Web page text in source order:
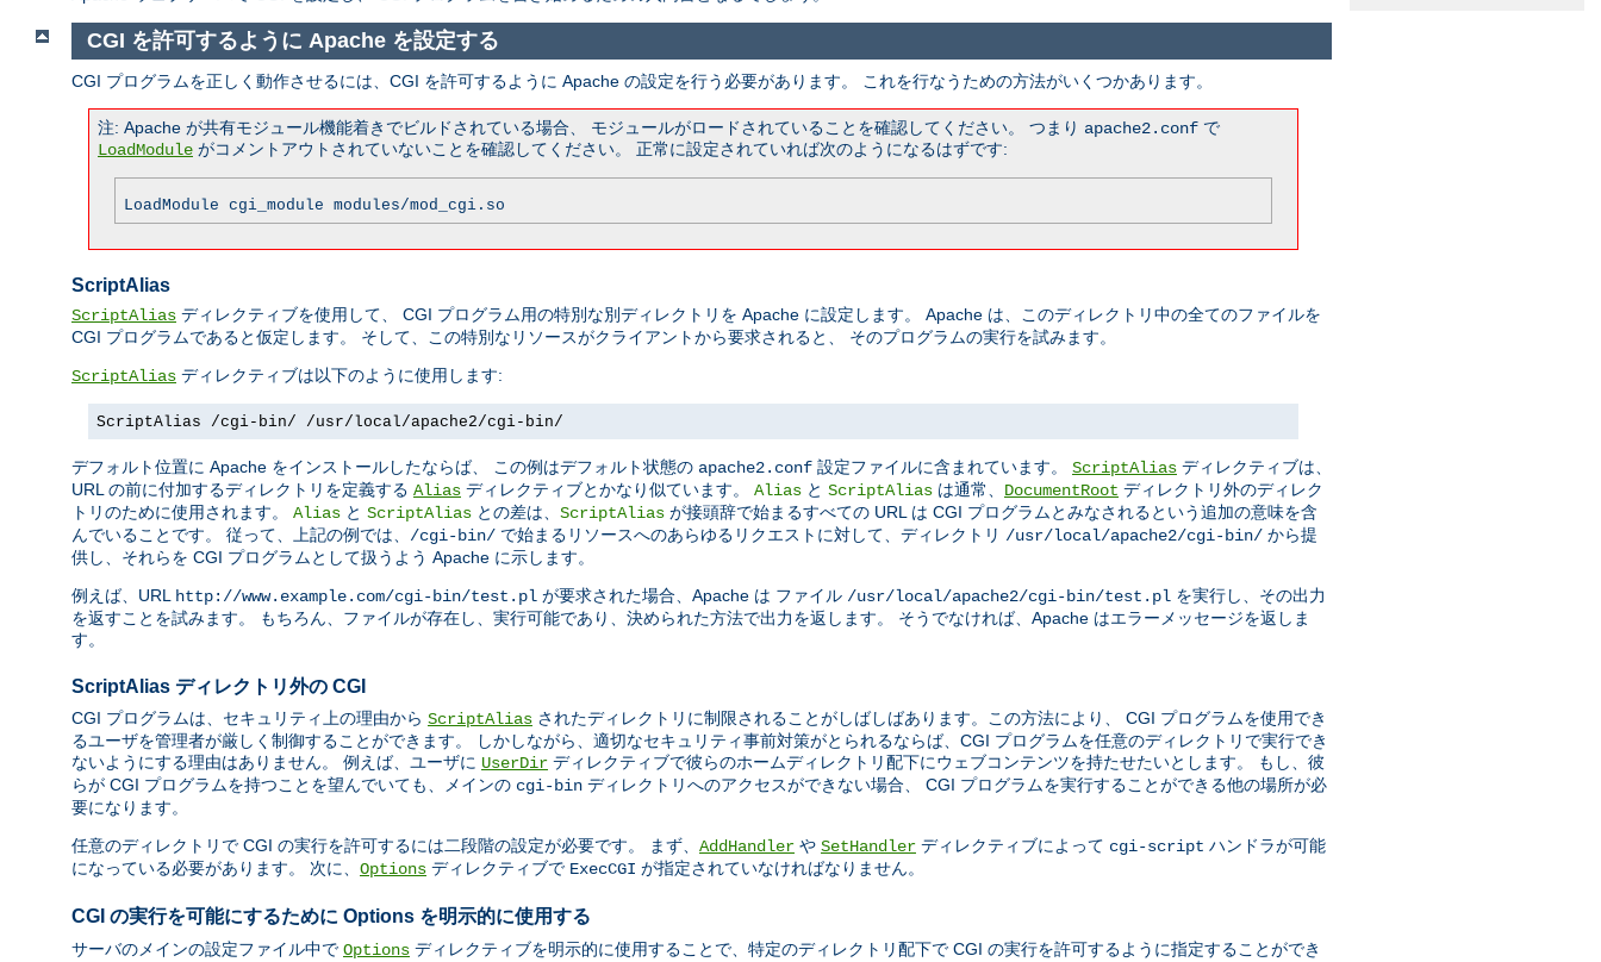
CGI を許可するように Apache を設定する
CGI プログラムを正しく動作させるには、CGI を許可するように Apache の設定を行う必要があります。 これを行なうための方法がいくつかあります。
注: Apache が共有モジュール機能着きでビルドされている場合、 モジュールがロードされていることを確認してください。 つまり apache2.conf で
LoadModule がコメントアウトされていないことを確認してください。 正常に設定されていれば次のようになるはずです:
LoadModule cgi_module modules/mod_cgi.so
ScriptAlias
ScriptAlias ディレクティブを使用して、 CGI プログラム用の特別な別ディレクトリを Apache に設定します。 Apache は、このディレクトリ中の全てのファイルを
CGI プログラムであると仮定します。 そして、この特別なリソースがクライアントから要求されると、 そのプログラムの実行を試みます。
ScriptAlias ディレクティブは以下のように使用します:
ScriptAlias /cgi-bin/ /usr/local/apache2/cgi-bin/
デフォルト位置に Apache をインストールしたならば、 この例はデフォルト状態の apache2.conf 設定ファイルに含まれています。 ScriptAlias ディレクティブは、
URL の前に付加するディレクトリを定義する Alias ディレクティブとかなり似ています。 Alias と ScriptAlias は通常、 DocumentRoot ディレクトリ外のディレク
トリのために使用されます。 Alias と ScriptAlias との差は、 ScriptAlias が接頭辞で始まるすべての URL は CGI プログラムとみなされるという追加の意味を含
んでいることです。 従って、上記の例では、 /cgi-bin/ で始まるリソースへのあらゆるリクエストに対して、ディレクトリ /usr/local/apache2/cgi-bin/ から提
供し、それらを CGI プログラムとして扱うよう Apache に示します。
例えば、URL http://www.example.com/cgi-bin/test.pl が要求された場合、Apache は ファイル /usr/local/apache2/cgi-bin/test.pl を実行し、その出力
を返すことを試みます。 もちろん、ファイルが存在し、実行可能であり、決められた方法で出力を返します。 そうでなければ、Apache はエラーメッセージを返しま
す。
ScriptAlias ディレクトリ外の CGI
CGI プログラムは、セキュリティ上の理由から ScriptAlias されたディレクトリに制限されることがしばしばあります。この方法により、 CGI プログラムを使用でき
るユーザを管理者が厳しく制御することができます。 しかしながら、適切なセキュリティ事前対策がとられるならば、CGI プログラムを任意のディレクトリで実行でき
ないようにする理由はありません。 例えば、ユーザに UserDir ディレクティブで彼らのホームディレクトリ配下にウェブコンテンツを持たせたいとします。 もし、彼
らが CGI プログラムを持つことを望んでいても、メインの cgi-bin ディレクトリへのアクセスができない場合、 CGI プログラムを実行することができる他の場所が必
要になります。
任意のディレクトリで CGI の実行を許可するには二段階の設定が必要です。 まず、 AddHandler や SetHandler ディレクティブによって cgi-script ハンドラが可能
になっている必要があります。 次に、 Options ディレクティブで ExecCGI が指定されていなければなりません。
CGI の実行を可能にするために Options を明示的に使用する
サーバのメインの設定ファイル中で Options ディレクティブを明示的に使用することで、特定のディレクトリ配下で CGI の実行を許可するように指定することができ